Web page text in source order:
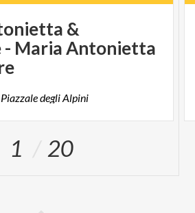
&
- Maria Antonietta
PiazzaledegliAlpini
1 20